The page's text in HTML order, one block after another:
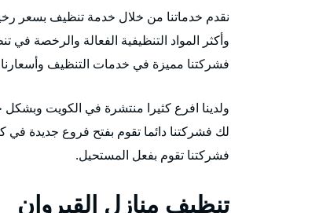
نقدم خدماتنا من خلال خدمة تنظيف بسعر
وأكثر المواد التنظيفية الفعالة والرخصة
فشركتنا مميزة في خدمات التنظيف
ولدينا افرع كثيرا منتشرة في الكويت
لك فشركتنا دائما تقوم بفتح فروع جديدة
فشركتنا تقوم بفعل المستحيل.
تنظيف منازل القيروان